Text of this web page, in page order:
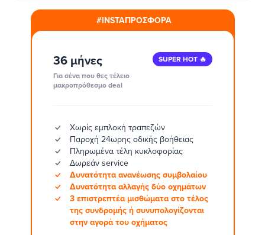
#INSTAΠΡΟΣΦΟΡΑ
36 μήνες
Για σένα που θες τέλειο
μακροπρόθεσμο deal
SUPER HOT 🔥
Χωρίς εμπλοκή τραπεζών
Παροχή 24ωρης οδικής βοήθειας
Πληρωμένα τέλη κυκλοφορίας
Δωρεάν service
Δυνατότητα ανανέωσης συμβολαίου
Δυνατότητα αλλαγής δύο οχημάτων
3 επιστρεπτέα μισθώματα στο τέλος
της συνδρομής ή συνυπολογίζονται
στην αγορά του οχήματος